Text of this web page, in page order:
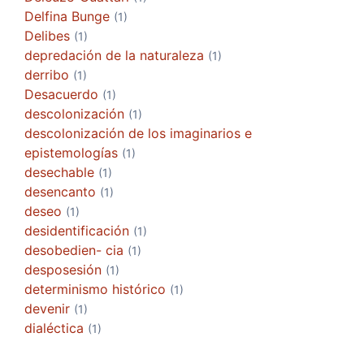
Delfina Bunge (1)
Delibes (1)
depredación de la naturaleza (1)
derribo (1)
Desacuerdo (1)
descolonización (1)
descolonización de los imaginarios e
epistemologías (1)
desechable (1)
desencanto (1)
deseo (1)
desidentificación (1)
desobedien- cia (1)
desposesión (1)
determinismo histórico (1)
devenir (1)
dialéctica (1)